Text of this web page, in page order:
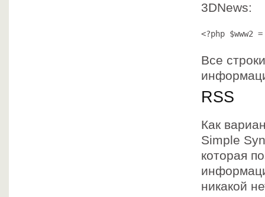
3DNews:
<?php
Все
RSS
Как
Simple
которая
никакой